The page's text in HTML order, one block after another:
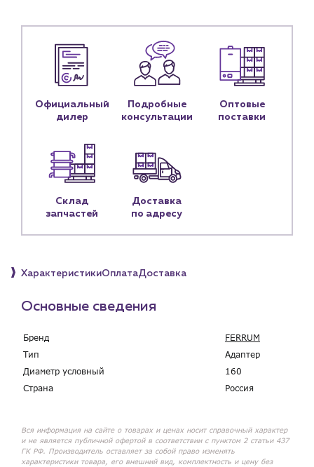
Контакты
Контактные данные
Наши партнёры
Чат-бот
+7 (918) 070-19-79
Пн – пт: 9:00 – 18:00
sales@profpotok.ru
г. Краснодар, ул. Российская, 63
Официальный
дилер
Подробные
консультации
Оптовые
поставки
Склад
запчастей
Доставка
по адресу
ХарактеристикиОплатаДоставка
Основные сведения
Бренд
FERRUM
Тип
Адаптер
Диаметр условный
160
Страна
Россия
Вся информация на сайте о товарах и ценах носит справочный характер
и не является публичной офертой в соответствии с пунктом 2 статьи 437
ГК РФ. Производитель оставляет за собой право изменять
характеристики товара, его внешний вид, комплектность и цену без